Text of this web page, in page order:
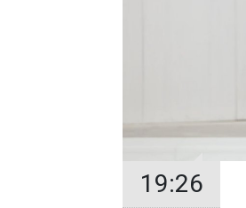
19:26